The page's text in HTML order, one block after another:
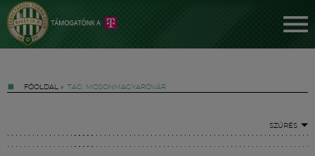
FŐOLDAL » TAG: MOSONMAGYARÓVÁR
SZŰRÉS